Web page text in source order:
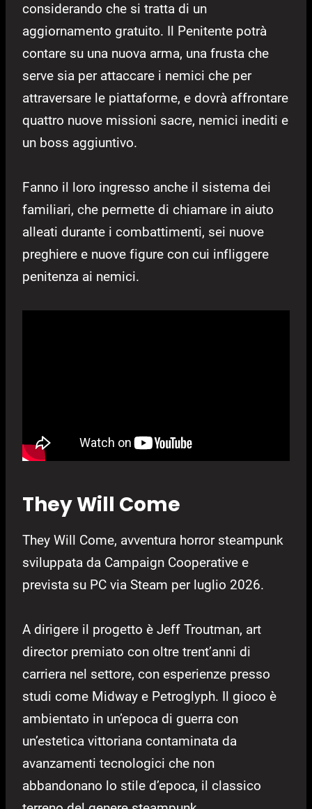
considerando che si tratta di un
aggiornamento gratuito. Il Penitente potrà
contare su una nuova arma, una frusta che
serve sia per attaccare i nemici che per
attraversare le piattaforme, e dovrà affrontare
quattro nuove missioni sacre, nemici inediti e
un boss aggiuntivo.
Fanno il loro ingresso anche il sistema dei
familiari, che permette di chiamare in aiuto
alleati durante i combattimenti, sei nuove
preghiere e nuove figure con cui infliggere
penitenza ai nemici.
They Will Come
They Will Come, avventura horror steampunk
sviluppata da Campaign Cooperative e
prevista su PC via Steam per luglio 2026.
A dirigere il progetto è Jeff Troutman, art
director premiato con oltre trent’anni di
carriera nel settore, con esperienze presso
studi come Midway e Petroglyph. Il gioco è
ambientato in un’epoca di guerra con
un’estetica vittoriana contaminata da
avanzamenti tecnologici che non
abbandonano lo stile d’epoca, il classico